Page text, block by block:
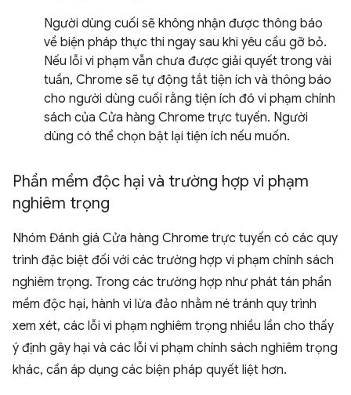
Người dùng cuối sẽ không nhận được thông báo
về biện pháp thực thi ngay sau khi yêu cầu gỡ bỏ.
Nếu lỗi vi phạm vẫn chưa được giải quyết trong vài
tuần, Chrome sẽ tự động tắt tiện ích và thông báo
cho người dùng cuối rằng tiện ích đó vi phạm chính
sách của Cửa hàng Chrome trực tuyến. Người
dùng có thể chọn bật lại tiện ích nếu muốn.
Phần mềm độc hại và trường hợp vi phạm
nghiêm trọng
Nhóm Đánh giá Cửa hàng Chrome trực tuyến có các quy
trình đặc biệt đối với các trường hợp vi phạm chính sách
nghiêm trọng. Trong các trường hợp như phát tán phần
mềm độc hại, hành vi lừa đảo nhằm né tránh quy trình
xem xét, các lỗi vi phạm nghiêm trọng nhiều lần cho thấy
ý định gây hại và các lỗi vi phạm chính sách nghiêm trọng
khác, cần áp dụng các biện pháp quyết liệt hơn.